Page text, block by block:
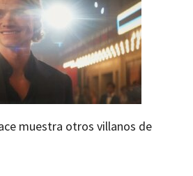
muestra otros villanos de